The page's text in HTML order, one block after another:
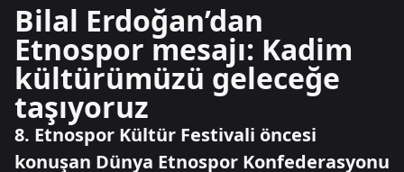
Bilal Erdoğan’dan
Etnospor mesajı: Kadim
kültürümüzü geleceğe
taşıyoruz
8. Etnospor Kültür Festivali öncesi
konuşan Dünya Etnospor Konfederasyonu